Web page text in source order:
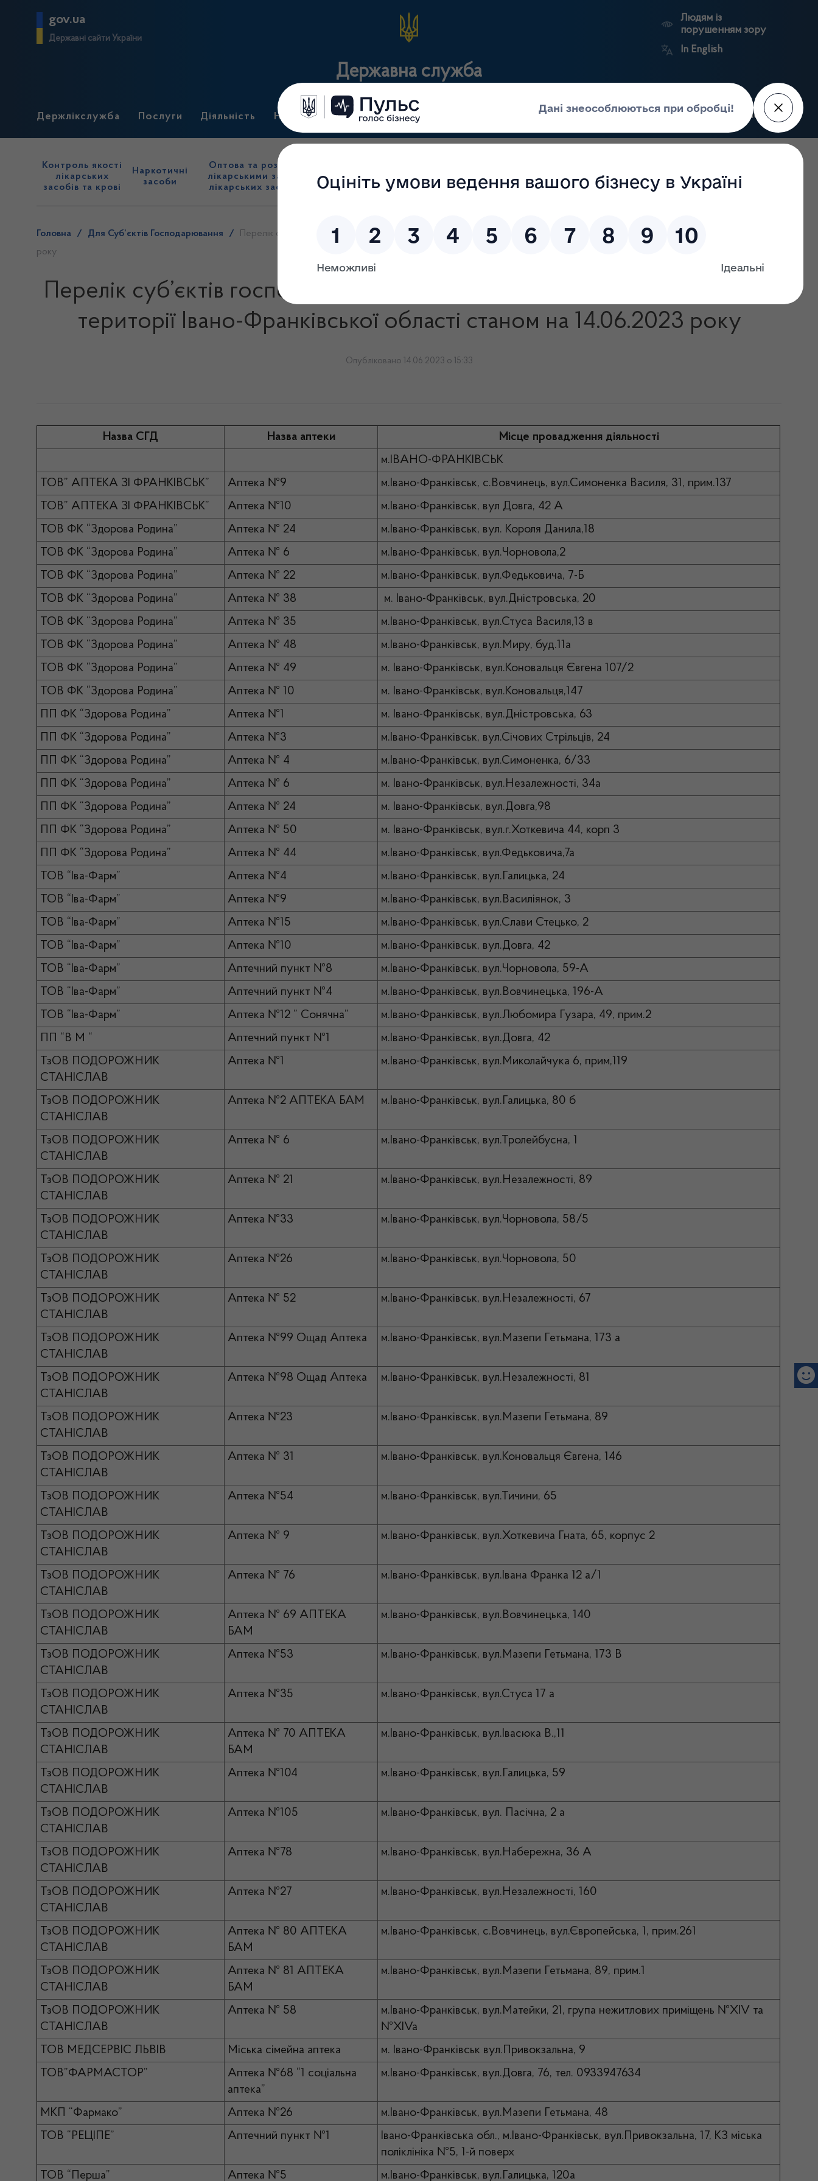
gov.ua
Державні сайти України
Державна служба
Людям із
порушенням зору
In English
Держлікслужба Послуги Діяльність Нормативні документи Для громадськості Прес-центр Пошук
Контроль якості
лікарських
засобів та крові
Наркотичні
засоби
Оптова та роздрібна торгівля
лікарськими засобами, імпорт
лікарських засобів (крім АФІ)
нагляд
(контроль)
засобів, крові та
сертифікація
нагляд
реєстри
портал
Держлікслужби
Головна / Для Суб’єктів Господарювання /
Перелік суб’єктів господарювання, які здійснюють відпуск інсулінів на території Івано-Франківської області станом на 14.06.2023
року
Перелік суб’єктів господарювання, які здійснюють відпуск інсулінів на
території Івано-Франківської області станом на 14.06.2023 року
Опубліковано 14.06.2023 о 15:33
Назва СГД Назва аптеки
Місце провадження діяльності
м.ІВАНО-ФРАНКІВСЬК
ТОВ” АПТЕКА ЗІ ФРАНКІВСЬК”
Аптека №9
м.Івано-Франківськ, с.Вовчинець, вул.Симоненка Василя, 31, прим.137
ТОВ” АПТЕКА ЗІ ФРАНКІВСЬК”
Аптека №10
м.Івано-Франківськ, вул Довга, 42 А
ТОВ ФК “Здорова Родина”
Аптека № 24
м.Івано-Франківськ, вул. Короля Данила,18
ТОВ ФК “Здорова Родина”
Аптека № 6
м.Івано-Франківськ, вул.Чорновола,2
ТОВ ФК “Здорова Родина”
Аптека № 22
м.Івано-Франківськ, вул.Федьковича, 7-Б
ТОВ ФК “Здорова Родина”
Аптека № 38
м. Івано-Франківськ, вул.Дністровська, 20
ТОВ ФК “Здорова Родина”
Аптека № 35
м.Івано-Франківськ, вул.Стуса Василя,13 в
ТОВ ФК “Здорова Родина”
Аптека № 48
м.Івано-Франківськ, вул.Миру, буд.11а
ТОВ ФК “Здорова Родина”
Аптека № 49
м. Івано-Франківськ, вул.Коновальця Євгена 107/2
ТОВ ФК “Здорова Родина”
Аптека № 10
м. Івано-Франківськ, вул.Коновальця,147
ПП ФК “Здорова Родина”
Аптека №1
м. Івано-Франківськ, вул.Дністровська, 63
ПП ФК “Здорова Родина”
Аптека №3
м.Івано-Франківськ, вул.Січових Стрільців, 24
ПП ФК “Здорова Родина”
Аптека № 4
м.Івано-Франківськ, вул.Симоненка, 6/33
ПП ФК “Здорова Родина”
Аптека № 6
м. Івано-Франківськ, вул.Незалежності, 34а
ПП ФК “Здорова Родина”
Аптека № 24
м. Івано-Франківськ, вул.Довга,98
ПП ФК “Здорова Родина”
Аптека № 50
м. Івано-Франківськ, вул.г.Хоткевича 44, корп 3
ПП ФК “Здорова Родина”
Аптека № 44
м.Івано-Франківськ, вул.Федьковича,7а
ТОВ “Іва-Фарм”
Аптека №4
м.Івано-Франківськ, вул.Галицька, 24
ТОВ “Іва-Фарм”
Аптека №9
м.Івано-Франківськ, вул.Василіянок, 3
ТОВ “Іва-Фарм”
Аптека №15
м.Івано-Франківськ, вул.Слави Стецько, 2
ТОВ “Іва-Фарм”
Аптека №10
м.Івано-Франківськ, вул.Довга, 42
ТОВ “Іва-Фарм”
Аптечний пункт №8
м.Івано-Франківськ, вул.Чорновола, 59-А
ТОВ “Іва-Фарм”
Аптечний пункт №4
м.Івано-Франківськ, вул.Вовчинецька, 196-А
ТОВ “Іва-Фарм”
Аптека №12 ” Сонячна”
м.Івано-Франківськ, вул.Любомира Гузара, 49, прим.2
ПП “В М “
Аптечний пункт №1
м.Івано-Франківськ, вул.Довга, 42
ТзОВ ПОДОРОЖНИК
СТАНІСЛАВ
Аптека №1 м.Івано-Франківськ, вул.Миколайчука 6, прим,119
ТзОВ ПОДОРОЖНИК
СТАНІСЛАВ
Аптека №2 АПТЕКА БАМ м.Івано-Франківськ, вул.Галицька, 80 б
ТзОВ ПОДОРОЖНИК
СТАНІСЛАВ
Аптека № 6 м.Івано-Франківськ, вул.Тролейбусна, 1
ТзОВ ПОДОРОЖНИК
СТАНІСЛАВ
Аптека № 21 м.Івано-Франківськ, вул.Незалежності, 89
ТзОВ ПОДОРОЖНИК
СТАНІСЛАВ
Аптека №33 м.Івано-Франківськ, вул.Чорновола, 58/5
ТзОВ ПОДОРОЖНИК
СТАНІСЛАВ
Аптека №26 м.Івано-Франківськ, вул.Чорновола, 50
ТзОВ ПОДОРОЖНИК
СТАНІСЛАВ
Аптека № 52 м.Івано-Франківськ, вул.Незалежності, 67
ТзОВ ПОДОРОЖНИК
СТАНІСЛАВ
Аптека №99 Ощад Аптека м.Івано-Франківськ, вул.Мазепи Гетьмана, 173 а
ТзОВ ПОДОРОЖНИК
СТАНІСЛАВ
Аптека №98 Ощад Аптека м.Івано-Франківськ, вул.Незалежності, 81
ТзОВ ПОДОРОЖНИК
СТАНІСЛАВ
Аптека №23 м.Івано-Франківськ, вул.Мазепи Гетьмана, 89
ТзОВ ПОДОРОЖНИК
СТАНІСЛАВ
Аптека № 31 м.Івано-Франківськ, вул.Коновальця Євгена, 146
ТзОВ ПОДОРОЖНИК
СТАНІСЛАВ
Аптека №54 м.Івано-Франківськ, вул.Тичини, 65
ТзОВ ПОДОРОЖНИК
СТАНІСЛАВ
Аптека № 9 м.Івано-Франківськ, вул.Хоткевича Гната, 65, корпус 2
ТзОВ ПОДОРОЖНИК
СТАНІСЛАВ
Аптека № 76 м.Івано-Франківськ, вул.Івана Франка 12 а/1
ТзОВ ПОДОРОЖНИК
СТАНІСЛАВ
Аптека № 69 АПТЕКА
БАМ
м.Івано-Франківськ, вул.Вовчинецька, 140
ТзОВ ПОДОРОЖНИК
СТАНІСЛАВ
Аптека №53 м.Івано-Франківськ, вул.Мазепи Гетьмана, 173 В
ТзОВ ПОДОРОЖНИК
СТАНІСЛАВ
Аптека №35 м.Івано-Франківськ, вул.Стуса 17 а
ТзОВ ПОДОРОЖНИК
СТАНІСЛАВ
Аптека № 70 АПТЕКА
БАМ
м.Івано-Франківськ, вул.Івасюка В.,11
ТзОВ ПОДОРОЖНИК
СТАНІСЛАВ
Аптека №104 м.Івано-Франківськ, вул.Галицька, 59
ТзОВ ПОДОРОЖНИК
СТАНІСЛАВ
Аптека №105 м.Івано-Франківськ, вул. Пасічна, 2 а
ТзОВ ПОДОРОЖНИК
СТАНІСЛАВ
Аптека №78 м.Івано-Франківськ, вул.Набережна, 36 А
ТзОВ ПОДОРОЖНИК
СТАНІСЛАВ
Аптека №27 м.Івано-Франківськ, вул.Незалежності, 160
ТзОВ ПОДОРОЖНИК
СТАНІСЛАВ
Аптека № 80 АПТЕКА
БАМ
м.Івано-Франківськ, с.Вовчинець, вул.Європейська, 1, прим.261
ТзОВ ПОДОРОЖНИК
СТАНІСЛАВ
Аптека № 81 АПТЕКА
БАМ
м.Івано-Франківськ, вул.Мазепи Гетьмана, 89, прим.1
ТзОВ ПОДОРОЖНИК
СТАНІСЛАВ
Аптека № 58
м.Івано-Франківськ, вул.Матейки, 21, група нежитлових приміщень №XIV та
№XIVa
ТОВ МЕДСЕРВІС ЛЬВІВ
Міська сімейна аптека
м. Івано-Франківськ вул.Привокзальна, 9
ТОВ”ФАРМАСТОР”
Аптека №68 “1 соціальна
аптека”
м.Івано-Франківськ, вул.Довга, 76, тел. 0933947634
МКП “Фармако” Аптека №26
м.Івано-Франківськ, вул.Мазепи Гетьмана, 48
ТОВ “РЕЦІПЕ”
Аптечний пункт №1
Івано-Франківська обл., м.Івано-Франківськ, вул.Привокзальна, 17, КЗ міська
поліклініка №5, 1-й поверх
ТОВ “Перша”
Аптека №5 м.Івано-Франківськ, вул.Галицька, 120а